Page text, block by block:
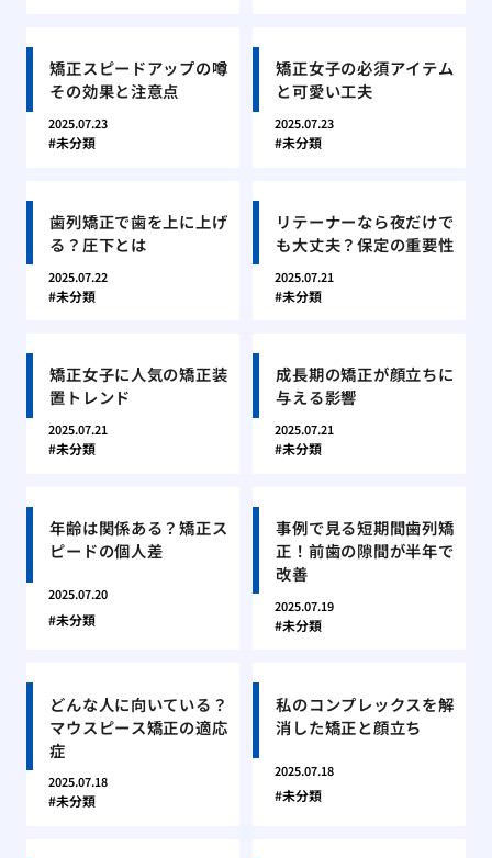
矯正スピードアップの噂
その効果と注意点
2025.07.23
未分類
矯正女子の必須アイテム
と可愛い工夫
2025.07.23
未分類
歯列矯正で歯を上に上げ
る？圧下とは
2025.07.22
未分類
リテーナーなら夜だけで
も大丈夫？保定の重要性
2025.07.21
未分類
矯正女子に人気の矯正装
置トレンド
2025.07.21
未分類
成長期の矯正が顔立ちに
与える影響
2025.07.21
未分類
年齢は関係ある？矯正ス
ピードの個人差
2025.07.20
未分類
事例で見る短期間歯列矯
正！前歯の隙間が半年で
改善
2025.07.19
未分類
どんな人に向いている？
マウスピース矯正の適応
症
2025.07.18
未分類
私のコンプレックスを解
消した矯正と顔立ち
2025.07.18
未分類